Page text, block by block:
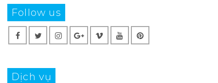
Follow us
Dịch vụ